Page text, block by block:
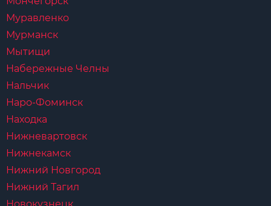
Муравленко
Мурманск
Мытищи
Набережные Челны
Нальчик
Наро-Фоминск
Находка
Нижневартовск
Нижнекамск
Нижний Новгород
Нижний Тагил